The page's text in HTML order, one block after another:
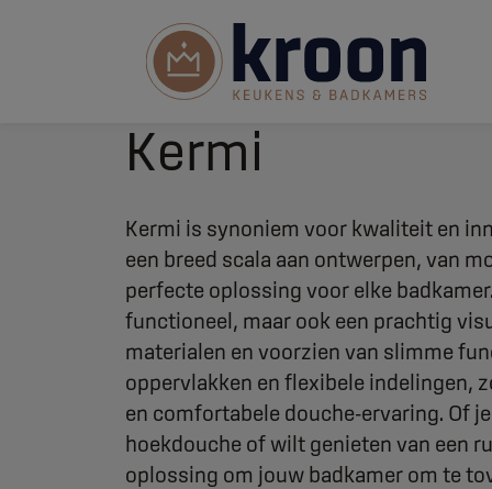
Kermi
Kermi is synoniem voor kwaliteit en
een breed scala aan ontwerpen, van
perfecte oplossing voor elke
functioneel, maar ook een prachtig
materialen en voorzien van slimme
oppervlakken en flexibele indelingen,
en comfortabele douche-ervaring. Of
hoekdouche of wilt genieten van een
oplossing om jouw badkamer om te